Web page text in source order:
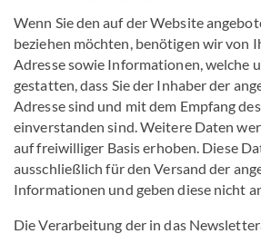
Wenn Sie den auf der Website
beziehen möchten, benötigen wir von
Adresse sowie Informationen, welche
gestatten, dass Sie der Inhaber der
Adresse sind und mit dem Empfang
einverstanden sind. Weitere Daten
auf freiwilliger Basis erhoben. Diese
ausschließlich für den Versand der
Informationen und geben diese nicht
Die Verarbeitung der in das